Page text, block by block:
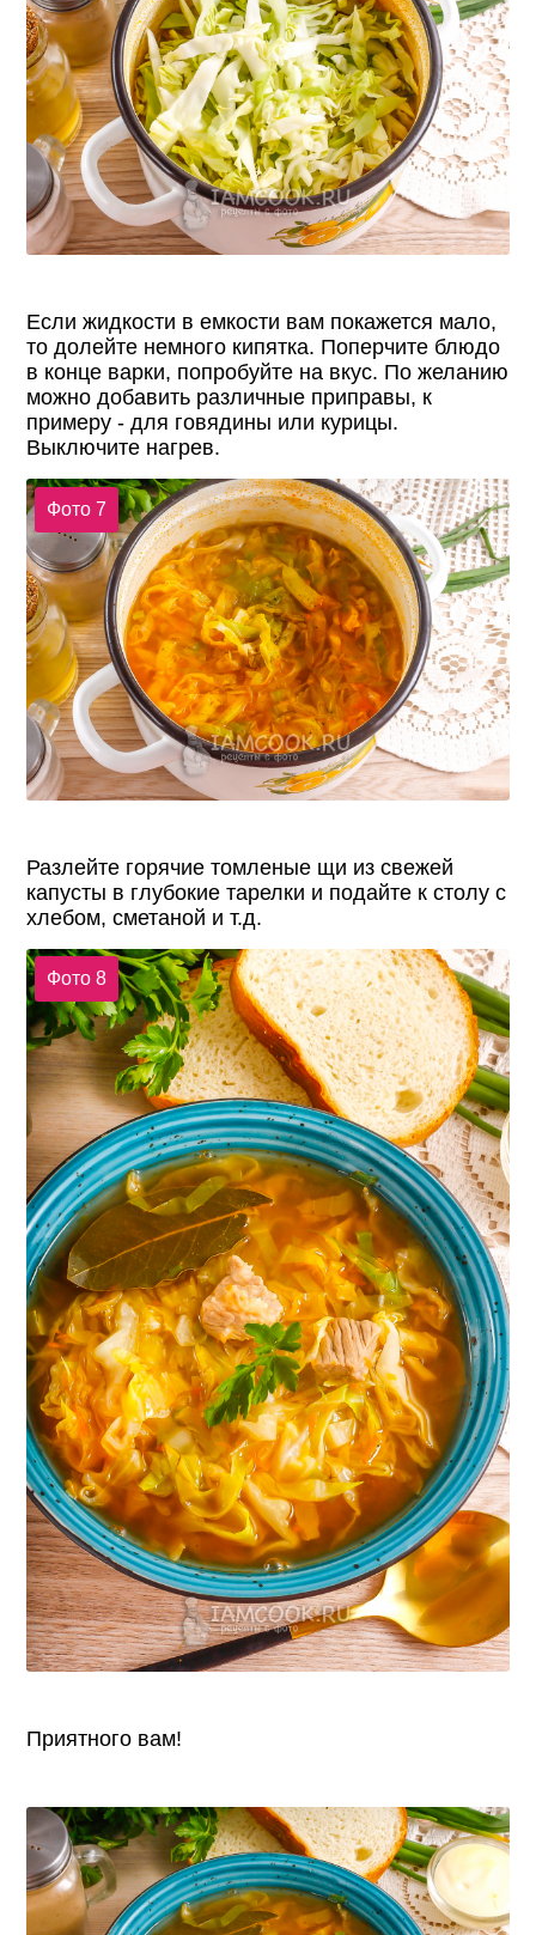
Если жидкости в емкости вам покажется мало,
то долейте немного кипятка. Поперчите блюдо
в конце варки, попробуйте на вкус. По желанию
можно добавить различные приправы, к
примеру - для говядины или курицы.
Выключите нагрев.
Фото 7
Разлейте горячие томленые щи из свежей
капусты в глубокие тарелки и подайте к столу с
хлебом, сметаной и т.д.
Фото 8
Приятного вам!